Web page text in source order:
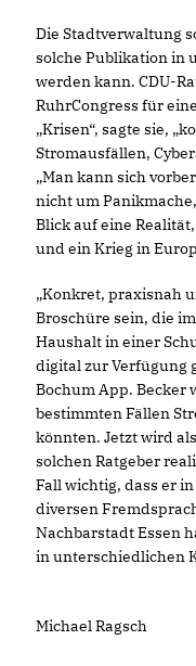
Die Stadtverwaltung
solche Publikation in
werden kann. CDU-
RuhrCongress für
Krisen“, sagte sie,
Stromausfällen,
Man kann sich
nicht um
Blick auf eine
und ein Krieg in
Konkret, praxisnah
Broschüre sein, die
Haushalt in einer
digital zur Verfügung
Bochum App. Becker
bestimmten Fällen
könnten. Jetzt wird
solchen Ratgeber
Fall wichtig, dass er
diversen
Nachbarstadt Essen
in unterschiedlichen
Michael Ragsch